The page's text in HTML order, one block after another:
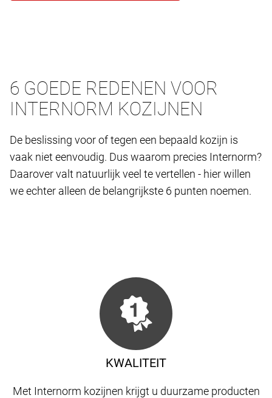
6 GOEDE REDENEN VOOR
INTERNORM KOZIJNEN
De beslissing voor of tegen een bepaald kozijn is
vaak niet eenvoudig. Dus waarom precies Internorm?
Daarover valt natuurlijk veel te vertellen - hier willen
we echter alleen de belangrijkste 6 punten noemen.
KWALITEIT
Met Internorm kozijnen krijgt u duurzame producten